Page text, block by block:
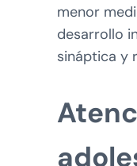
menor
desarrollo
sináptica y